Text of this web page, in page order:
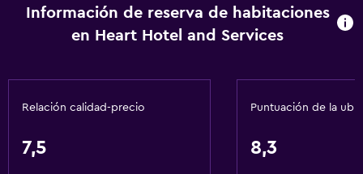
Aseo
Papel higiénico
Información de reserva de habitaciones
en Heart Hotel and Services
Relación calidad-precio
7,5
Puntuación de la
8,3